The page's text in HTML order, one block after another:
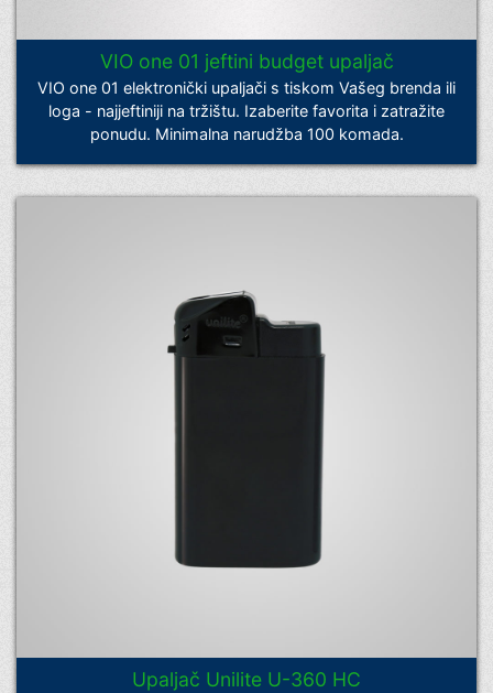
VIO one 01 jeftini budget upaljač
VIO one 01 elektronički upaljači s tiskom Vašeg brenda ili
loga - najjeftiniji na tržištu. Izaberite favorita i zatražite
ponudu. Minimalna narudžba 100 komada.
Upaljač Unilite U-360 HC